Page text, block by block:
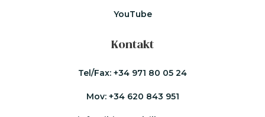
YouTube
Kontakt
Tel/Fax: +34 971 80 05 24
Mov: +34 620 843 951